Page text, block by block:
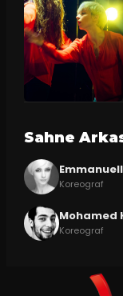
Sahne
Koreograf
Mohamed
Koreograf